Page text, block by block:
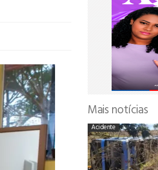
Mais notícias
Acidente